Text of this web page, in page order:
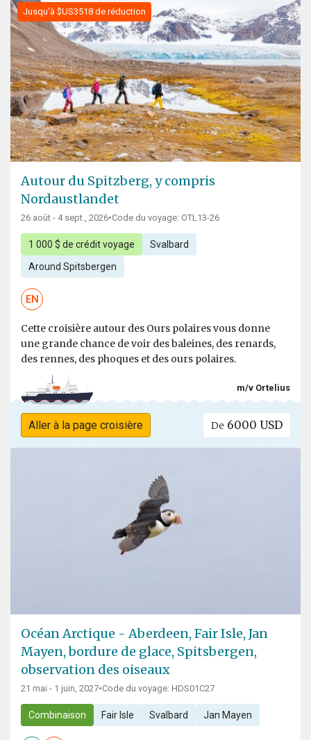
Jusqu'à $US3518 de réduction
Autour du Spitzberg, y compris
Nordaustlandet
26 août - 4 sept., 2026•Code du voyage: OTL13-26
1 000 $ de crédit voyage Svalbard
Around Spitsbergen
EN
Cette croisière autour des Ours polaires vous donne
une grande chance de voir des baleines, des renards,
des rennes, des phoques et des ours polaires.
m/v Ortelius
Aller à la page croisière De 6000 USD
Océan Arctique - Aberdeen, Fair Isle, Jan
Mayen, bordure de glace, Spitsbergen,
observation des oiseaux
21 mai - 1 juin, 2027•Code du voyage: HDS01C27
Combinaison Fair Isle Svalbard Jan Mayen